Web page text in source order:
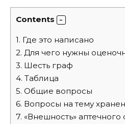
Contents
1. Где это написано
2. Для чего нужны
3. Шесть граф
4. Таблица
5. Общие вопросы
6. Вопросы на тему
7. «Внешность» аптечного